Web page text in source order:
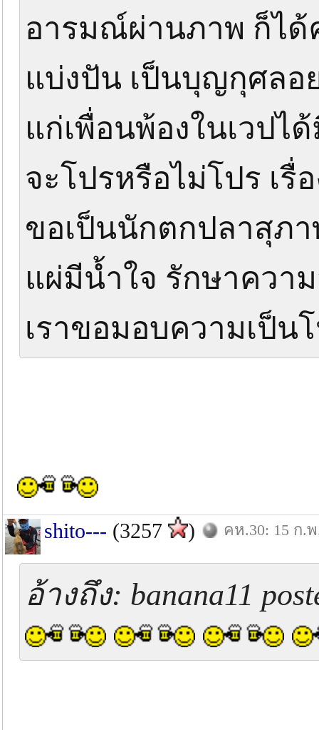
อารมณ์ผ่านภาพ ก็ไ
แบ่งปัน เป็นบุญกุศลอ
แก่เพื่อนพ้องในเวป
จะโปรหรือไม่โปร เรื่
ขอเป็นนักตกปลาสุภา
แผ่มีน้ำใจ รักษาควา
เราขอมอบความเป็น
shito--- (3257 ) คห.30: 15 ก.
อ้างถึง: banana11